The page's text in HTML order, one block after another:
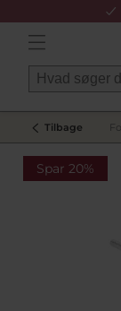
Tilbage
Spar 20%